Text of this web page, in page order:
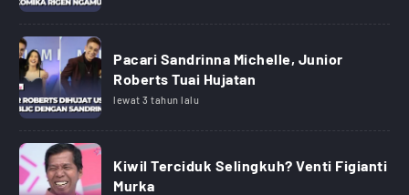
Pacari Sandrinna Michelle, Junior
Roberts Tuai Hujatan
lewat 3 tahun lalu
Kiwil Terciduk Selingkuh? Venti Figianti
Murka